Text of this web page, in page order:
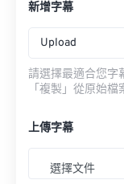
新增字幕
Upload
請選擇最適合您字
「複製」從原始檔
上傳字幕
選擇文件